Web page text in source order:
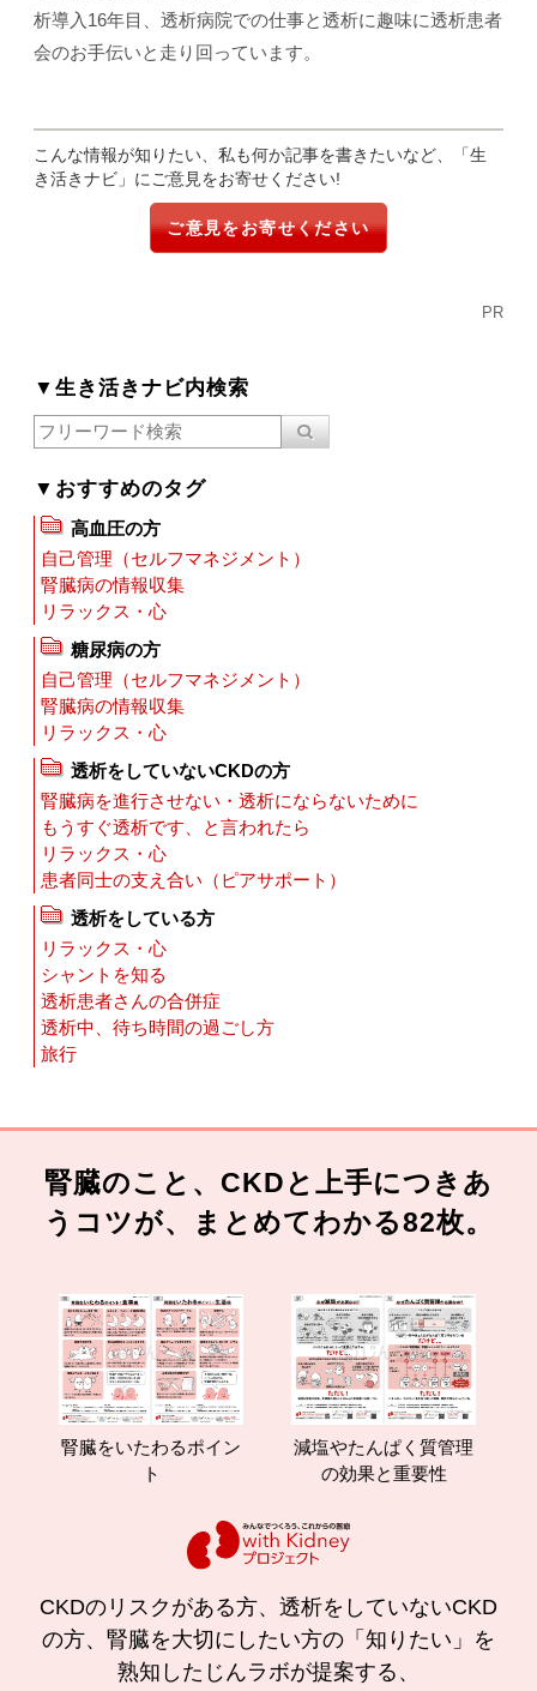
析導入16年目、透析病院での仕事と透析に趣味に透析患者
会のお手伝いと走り回っています。
こんな情報が知りたい、私も何か記事を書きたいなど、「生
き活きナビ」にご意見をお寄せください!
ご意見をお寄せください
PR
▼生き活きナビ内検索
▼おすすめのタグ
高血圧の方
自己管理（セルフマネジメント）
腎臓病の情報収集
リラックス・心
糖尿病の方
自己管理（セルフマネジメント）
腎臓病の情報収集
リラックス・心
透析をしていないCKDの方
腎臓病を進行させない・透析にならないために
もうすぐ透析です、と言われたら
リラックス・心
患者同士の支え合い（ピアサポート）
透析をしている方
リラックス・心
シャントを知る
透析患者さんの合併症
透析中、待ち時間の過ごし方
旅行
腎臓のこと、CKDと上手につきあ
うコツが、まとめてわかる82枚。
腎臓をいたわるポイン
減塩やたんぱく質管理
の効果と重要性
腎臓の
CKDのリスクがある方、透析をしていないCKD
の方、腎臓を大切にしたい方の「知りたい」を
熟知したじんラボが提案する、